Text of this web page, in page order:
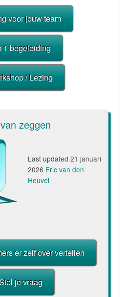
voor jouw team
1 begeleiding
/ Lezing
zeggen
Last updated 21 januari
2026 Eric van den
Heuvel
er zelf over vertellen
je vraag